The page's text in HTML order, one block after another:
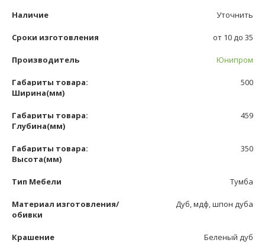
Наличие Уточнить
Сроки изготовления от 10 до 35
Производитель Юнипром
Габариты товара:
Ширина(мм)
500
Габариты товара:
Глубина(мм)
459
Габариты товара:
Высота(мм)
350
Тип Мебели Тумба
Материал изготовления/
обивки
Дуб, мдф, шпон дуба
Крашение Беленый дуб